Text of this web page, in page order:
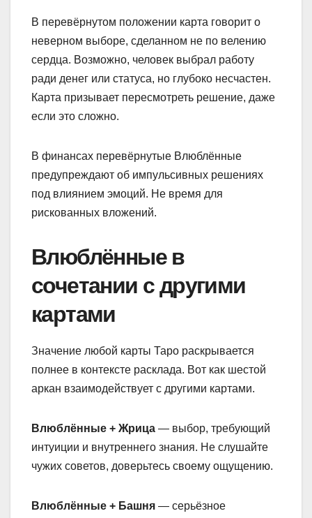
В перевёрнутом положении карта говорит о
неверном выборе, сделанном не по велению
сердца. Возможно, человек выбрал работу
ради денег или статуса, но глубоко несчастен.
Карта призывает пересмотреть решение, даже
если это сложно.
В финансах перевёрнутые Влюблённые
предупреждают об импульсивных решениях
под влиянием эмоций. Не время для
рискованных вложений.
Влюблённые в
сочетании с другими
картами
Значение любой карты Таро раскрывается
полнее в контексте расклада. Вот как шестой
аркан взаимодействует с другими картами.
Влюблённые + Жрица — выбор, требующий
интуиции и внутреннего знания. Не слушайте
чужих советов, доверьтесь своему ощущению.
Влюблённые + Башня — серьёзное